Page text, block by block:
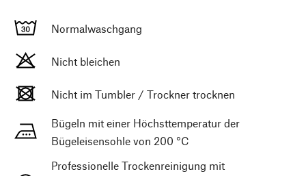
Normalwaschgang
Nicht bleichen
Nicht im Tumbler / Trockner trocknen
Bügeln mit einer Höchsttemperatur der
Bügeleisensohle von 200 °C
Professionelle Trockenreinigung mit